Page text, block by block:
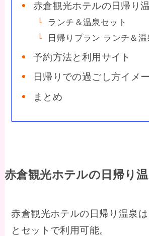
赤倉観光ホテルの日帰り
ランチ＆温泉セット
日帰りプラン ランチ＆温
予約方法と利用サイト
日帰りでの過ごし方イメ
まとめ
赤倉観光ホテルの日帰り
赤倉観光ホテルの日帰り温泉
とセットで利用可能。